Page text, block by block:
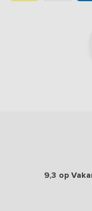
9,3 op